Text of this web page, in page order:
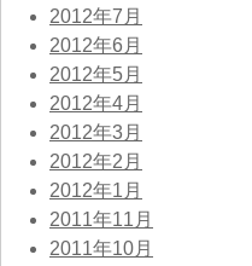
2012年7月
2012年6月
2012年5月
2012年4月
2012年3月
2012年2月
2012年1月
2011年11月
2011年10月